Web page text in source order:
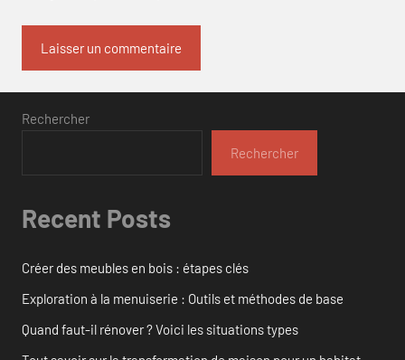
Rechercher
Rechercher
Recent Posts
Créer des meubles en bois : étapes clés
Exploration à la menuiserie : Outils et méthodes de base
Quand faut-il rénover ? Voici les situations types